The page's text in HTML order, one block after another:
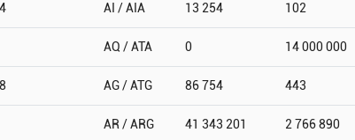
AI / AIA 13 254 102
AQ / ATA 0 14 000 000
AG / ATG 86 754 443
AR / ARG 41 343 201 2 766 890